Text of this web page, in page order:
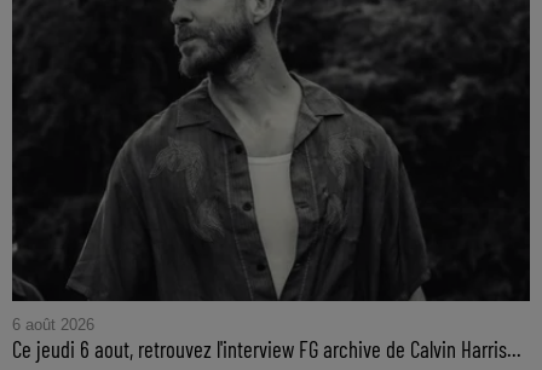
6 août 2026
Ce jeudi 6 aout, retrouvez l'interview FG archive de Calvin Harris...